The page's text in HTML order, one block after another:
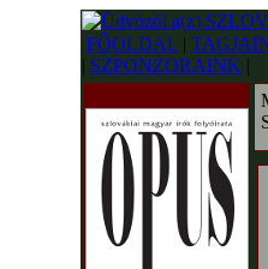
FŐOLDAL |
| SZPONZORAINK |